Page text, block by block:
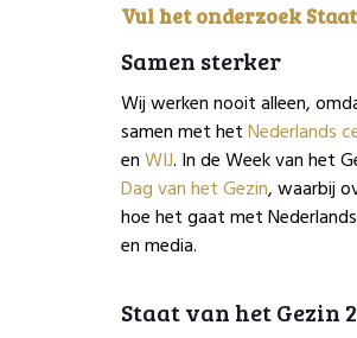
Vul het onderzoek
Samen sterker
Wij werken nooit alleen,
samen met hetNederlands
enWIJ. In de Week van het
Dag van het Gezin, waarbij
hoe het gaat met
en media.
Staat van het Gezin